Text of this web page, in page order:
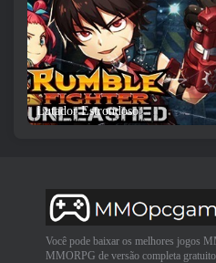
Lutador Estrondoso
Você pode baixar os melhores jogos
MMORPG de versão completa